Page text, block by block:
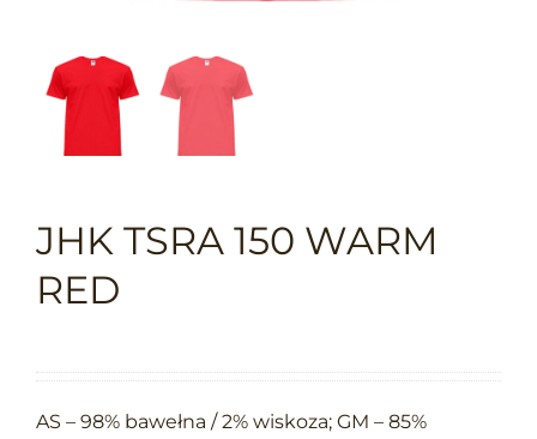
JHK TSRA 150 WARM
RED
AS – 98% bawełna / 2% wiskoza; GM – 85%